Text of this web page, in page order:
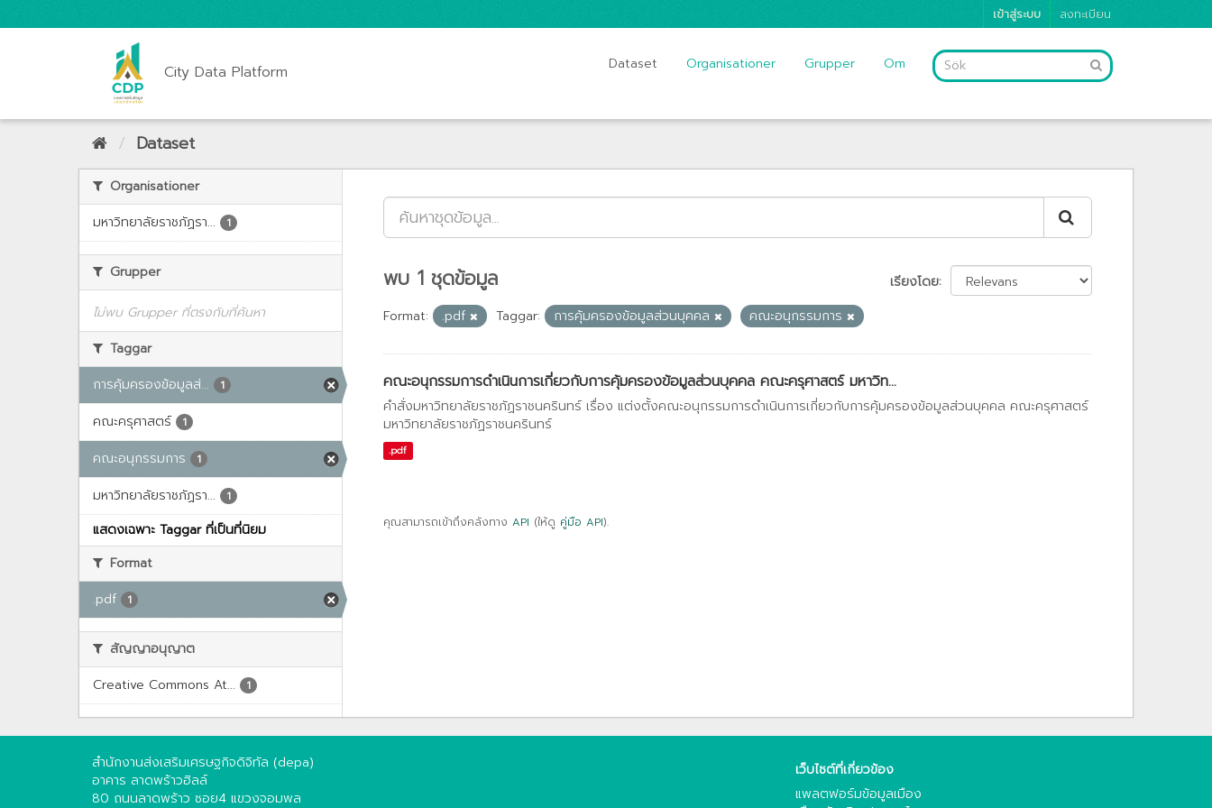
เข้าสู่ระบบ ลงทะเบียน
City Data Platform Dataset Organisationer Grupper Om
Dataset
Organisationer
มหาวิทยาลัยราชภัฏรา...
1
Grupper
ไม่พบ Grupper ที่ตรงกับที่ค้นหา
Taggar
การคุ้มครองข้อมูลส่...
1
คณะครุศาสตร์ 1
คณะอนุกรรมการ 1
มหาวิทยาลัยราชภัฏรา... 1
แสดงเฉพาะ Taggar ที่เป็นที่นิยม
Format
.pdf
1
สัญญาอนุญาต
Creative Commons At...
1
เรียงโดย
พบ 1 ชุดข้อมูล
Format: .pdf Taggar: การคุ้มครองข้อมูลส่วนบุคคล คณะอนุกรรมการ
คณะอนุกรรมการดำเนินการเกี่ยวกับการคุ้มครองข้อมูลส่วนบุคคล คณะครุศาสตร์ มหาวิท...
คำสั่งมหาวิทยาลัยราชภัฏราชนครินทร์ เรื่อง แต่งตั้งคณะอนุกรรมการดำเนินการเกี่ยวกับการคุ้มครองข้อมูลส่วนบุคคล คณะครุศาสตร์
มหาวิทยาลัยราชภัฏราชนครินทร์
.pdf
คุณสามารถเข้าถึงคลังทาง API (ให้ดู คู่มือ API).
สำนักงานส่งเสริมเศรษฐกิจดิจิทัล (depa)
อาคาร ลาดพร้าวฮิลล์
80 ถนนลาดพร้าว ซอย4 แขวงจอมพล
เว็บไซต์ที่เกี่ยวข้อง
แพลตฟอร์มข้อมูลเมือง